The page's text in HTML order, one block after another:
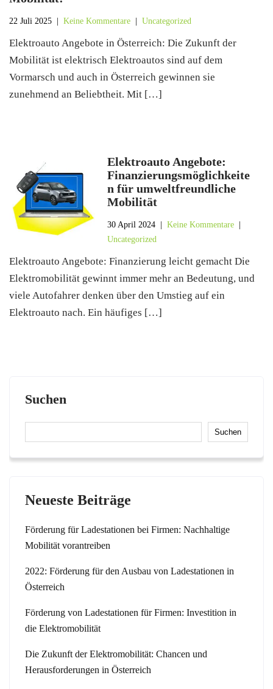
22 Juli 2025 Keine Kommentare Uncategorized
Elektroauto Angebote in Österreich: Die Zukunft der
Mobilität ist elektrisch Elektroautos sind auf dem
Vormarsch und auch in Österreich gewinnen sie
zunehmend an Beliebtheit. Mit […]
Elektroauto Angebote:
Finanzierungsmöglichkeite
n für umweltfreundliche
Mobilität
30 April 2024 |Keine Kommentare
Uncategorized
Elektroauto Angebote: Finanzierung leicht gemacht Die
Elektromobilität gewinnt immer mehr an Bedeutung, und
viele Autofahrer denken über den Umstieg auf ein
Elektroauto nach. Ein häufiges […]
Suchen
Suchen
Neueste Beiträge
Förderung für Ladestationen bei Firmen: Nachhaltige
Mobilität vorantreiben
2022: Förderung für den Ausbau von Ladestationen in
Österreich
Förderung von Ladestationen für Firmen: Investition in
die Elektromobilität
Die Zukunft der Elektromobilität: Chancen und
Herausforderungen in Österreich